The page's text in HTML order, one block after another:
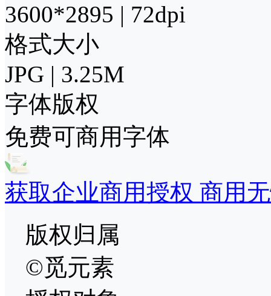
3600*2895 | 72dpi
格式大小
JPG | 3.25M
字体版权
免费可商用字体
获取企业商用授权 商用
版权归属
©觅元素